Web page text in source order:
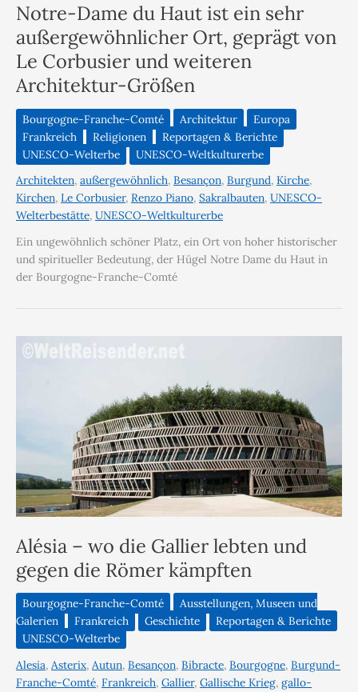
Notre-Dame du Haut ist ein sehr
außergewöhnlicher Ort, geprägt von
Le Corbusier und weiteren
Architektur-Größen
Bourgogne-Franche-Comté Architektur
Europa
Frankreich
Religionen
Reportagen & Berichte
UNESCO-Welterbe
UNESCO-Weltkulturerbe
Architekten, außergewöhnlich, Besançon, Burgund, Kirche,
Kirchen, Le Corbusier, Renzo Piano, Sakralbauten, UNESCO-
Welterbestätte, UNESCO-Weltkulturerbe
Ein ungewöhnlich schöner Platz, ein Ort von hoher historischer
und spiritueller Bedeutung, der Hügel Notre Dame du Haut in
der Bourgogne-Franche-Comté
Alésia – wo die Gallier lebten und
gegen die Römer kämpften
Bourgogne-Franche-Comté
Ausstellungen, Museen und
Galerien
Frankreich Geschichte
Reportagen & Berichte
UNESCO-Welterbe
Alesia, Asterix, Autun, Besançon, Bibracte, Bourgogne, Burgund-
Franche-Comté, Frankreich, Gallier, Gallische Krieg, gallo-